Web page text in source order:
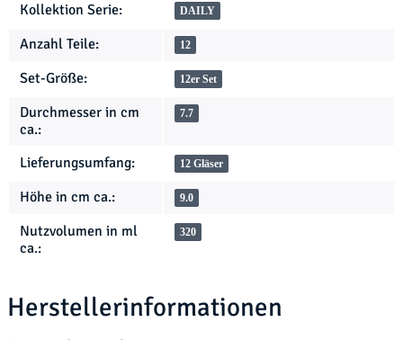
Kollektion Serie: DAILY
Anzahl Teile: 12
Set-Größe: 12er Set
Durchmesser in cm
ca.:
7.7
Lieferungsumfang: 12 Gläser
Höhe in cm ca.: 9.0
Nutzvolumen in ml
ca.:
320
Herstellerinformationen